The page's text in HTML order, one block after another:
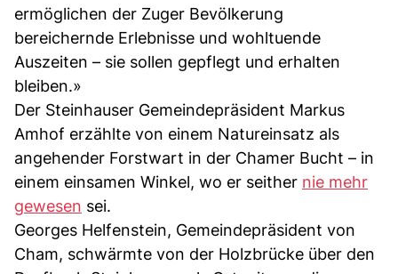
ermöglichen der Zuger Bevölkerung
bereichernde Erlebnisse und wohltuende
Auszeiten – sie sollen gepflegt und erhalten
bleiben.»
Der Steinhauser Gemeindepräsident Markus
Amhof erzählte von einem Natureinsatz als
angehender Forstwart in der Chamer Bucht – in
einem einsamen Winkel, wo er seither nie mehr
gewesen sei.
Georges Helfenstein, Gemeindepräsident von
Cham, schwärmte von der Holzbrücke über den